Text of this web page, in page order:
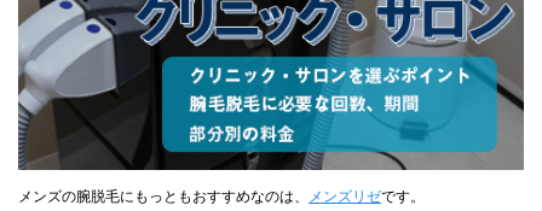
メンズの腕脱毛にもっともおすすめなのは、 メンズリゼです。